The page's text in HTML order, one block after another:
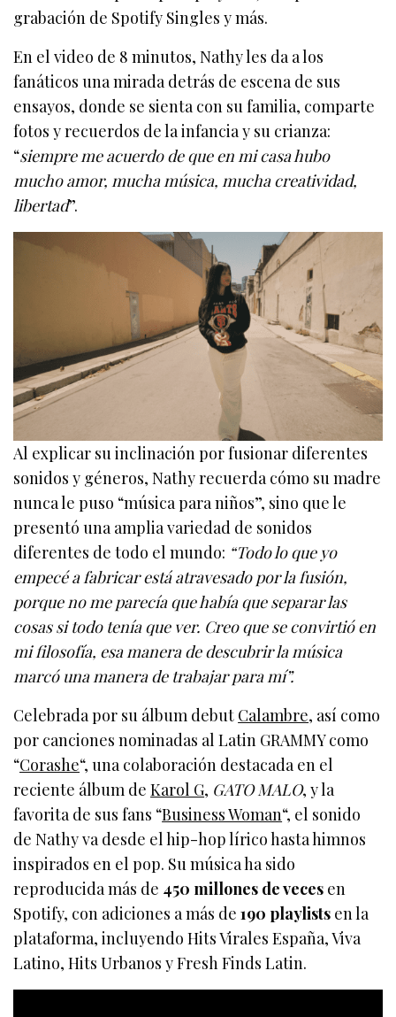
grabación de Spotify Singles y más.
En el video de 8 minutos, Nathy les da a los
fanáticos una mirada detrás de escena de sus
ensayos, donde se sienta con su familia, comparte
fotos y recuerdos de la infancia y su crianza:
“siempre me acuerdo de que en mi casa hubo
mucho amor, mucha música, mucha creatividad,
libertad”.
Al explicar su inclinación por fusionar diferentes
sonidos y géneros, Nathy recuerda cómo su madre
nunca le puso “música para niños”, sino que le
presentó una amplia variedad de sonidos
diferentes de todo el mundo: “Todo lo que yo
empecé a fabricar está atravesado por la fusión,
porque no me parecía que había que separar las
cosas si todo tenía que ver. Creo que se convirtió en
mi filosofía, esa manera de descubrir la música
marcó una manera de trabajar para mí”.
Celebrada por su álbum debut Calambre, así como
por canciones nominadas al Latin GRAMMY como
“Corashe“, una colaboración destacada en el
reciente álbum deKarol G, GATO MALO, y la
favorita de sus fans “Business Woman“, el sonido
de Nathy va desde el hip-hop lírico hasta himnos
inspirados en el pop. Su música ha sido
reproducida más de 450 millones de veces en
Spotify, con adiciones a más de190 playlists en la
plataforma, incluyendo Hits Virales España, Viva
Latino, Hits Urbanos y Fresh Finds Latin.